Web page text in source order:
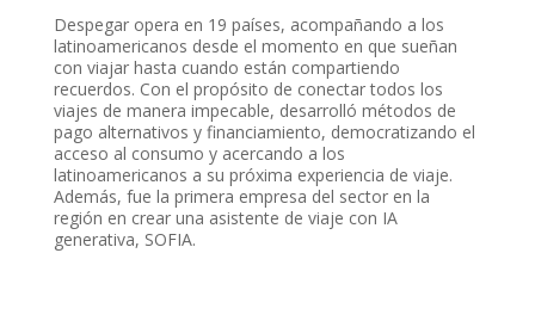
Despegar opera en 19 países, acompañando a los
latinoamericanos desde el momento en que sueñan
con viajar hasta cuando están compartiendo
recuerdos. Con el propósito de conectar todos los
viajes de manera impecable, desarrolló métodos de
pago alternativos y financiamiento, democratizando el
acceso al consumo y acercando a los
latinoamericanos a su próxima experiencia de viaje.
Además, fue la primera empresa del sector en la
región en crear una asistente de viaje con IA
generativa, SOFIA.